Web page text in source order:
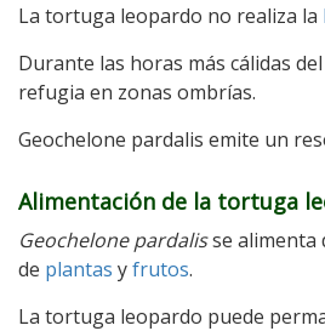
La tortuga leopardo no realiza la
Durante las horas más cálidas
refugia en zonas ombrías.
Geochelone pardalis emite un
Alimentación de la tortuga
Geochelone pardalisse alimenta
de plantas yfrutos.
La tortuga leopardo puede